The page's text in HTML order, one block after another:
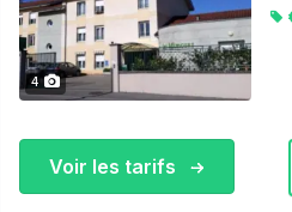
4
Voir les tarifs